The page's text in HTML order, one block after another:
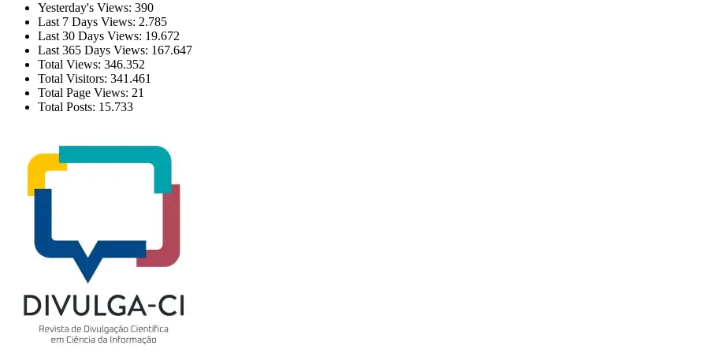
Yesterday's Views: 390
Last 7 Days Views: 2.785
Last 30 Days Views: 19.672
Last 365 Days Views: 167.647
Total Views: 346.352
Total Visitors: 341.461
Total Page Views: 21
Total Posts: 15.733